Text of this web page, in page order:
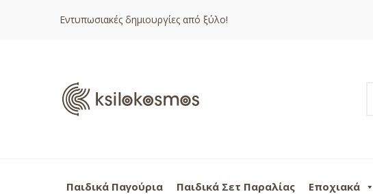
Εντυπωσιακές δημιουργίες από ξύλο!
Παιδικά Παγούρια Παιδικά Σετ Παραλίας Εποχιακά